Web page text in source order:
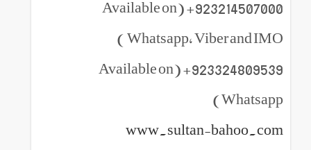
923214507000+ (Available on
Whatsapp, Viber and IMO )
923324809539+ (Available on
Whatsapp)
www.sultan-bahoo.com